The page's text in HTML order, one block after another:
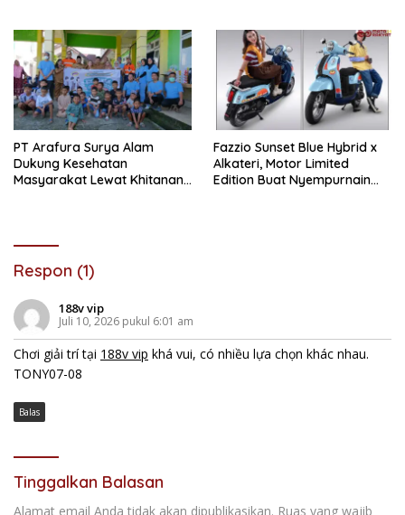
PT Arafura Surya Alam
Dukung Kesehatan
Masyarakat Lewat Khitanan
Fazzio Sunset Blue Hybrid x
Alkateri, Motor Limited
Edition Buat Nyempurnain
Respon (1)
188v vip
Juli 10, 2026 pukul 6:01 am
Chơi giải trí tại 188v vip khá vui, có nhiều lựa chọn khác nhau.
TONY07-08
Balas
Tinggalkan Balasan
Alamat email Anda tidak akan dipublikasikan. Ruas yang wajib